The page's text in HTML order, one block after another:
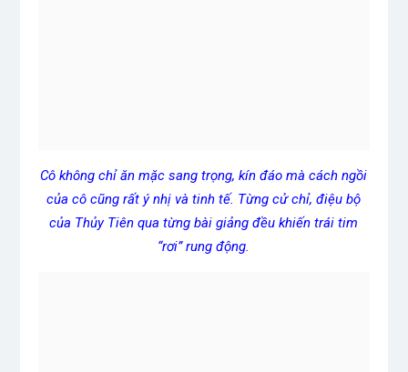
Cô không chỉ ăn mặc sang trọng, kín đáo mà cách ngồi
của cô cũng rất ý nhị và tinh tế. Từng cử chỉ, điệu bộ
của Thủy Tiên qua từng bài giảng đều khiến trái tim
“rơi” rung động.